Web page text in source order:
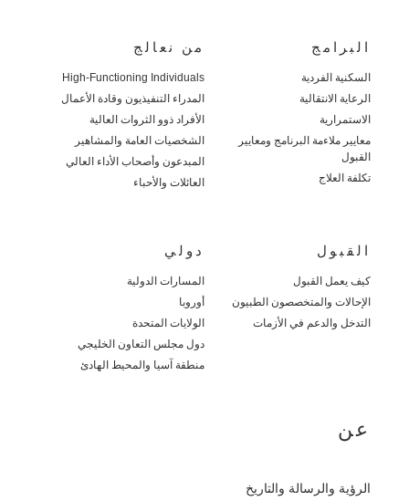
البرامج
السكنية الفردية
الرعاية الانتقالية
الاستمرارية
معايير ملاءمة البرنامج ومعايير
القبول
تكلفة العلاج
من نعالج
High-Functioning Individuals
المدراء التنفيذيون وقادة الأعمال
الأفراد ذوو الثروات العالية
الشخصيات العامة والمشاهير
المبدعون وأصحاب الأداء العالي
العائلات والأحباء
القبول
كيف يعمل القبول
الإحالات والمتخصصون الطبيون
التدخل والدعم في الأزمات
دولي
المسارات الدولية
أوروبا
الولايات المتحدة
دول مجلس التعاون الخليجي
منطقة آسيا والمحيط الهادئ
عن
الرؤية والرسالة والتاريخ